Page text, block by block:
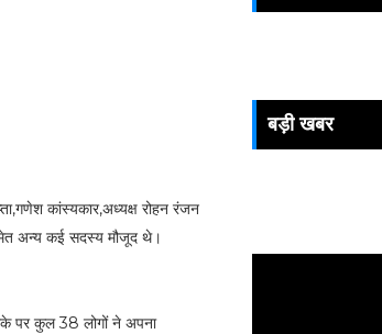
कांस्यकार,अध्यक्ष रोहन रंजन
समेत अन्य कई सदस्य मौजूद थे।
पर कुल 38 लोगों ने अपना
बड़ी खबर